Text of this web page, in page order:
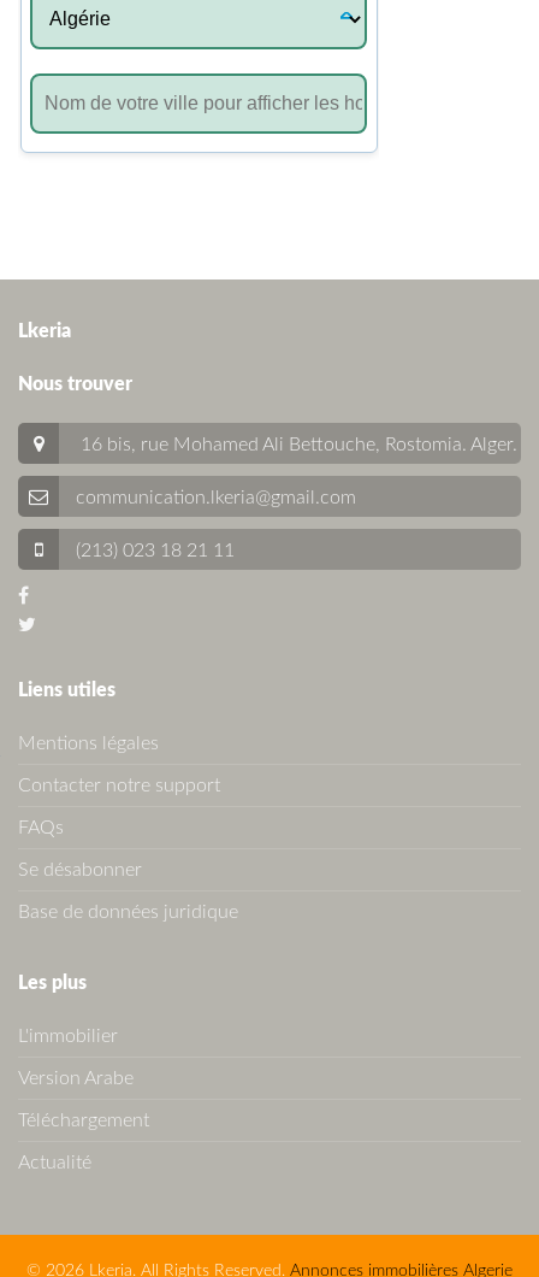
Lkeria
Nous trouver
16 bis, rue Mohamed Ali Bettouche, Rostomia. Alger.
communication.lkeria@gmail.com
(213) 023 18 21 11
Liens utiles
Mentions légales
Contacter notre support
FAQs
Se désabonner
Base de données juridique
Les plus
L'immobilier
Version Arabe
Téléchargement
Actualité
© 2026 Lkeria. All Rights Reserved. Annonces immobilières Algerie